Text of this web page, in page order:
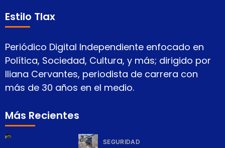
Estilo Tlax
Periódico Digital Independiente enfocado en
Política, Sociedad, Cultura, y más; dirigido por
Iliana Cervantes, periodista de carrera con
más de 30 años en el medio.
Más Recientes
SEGURIDAD